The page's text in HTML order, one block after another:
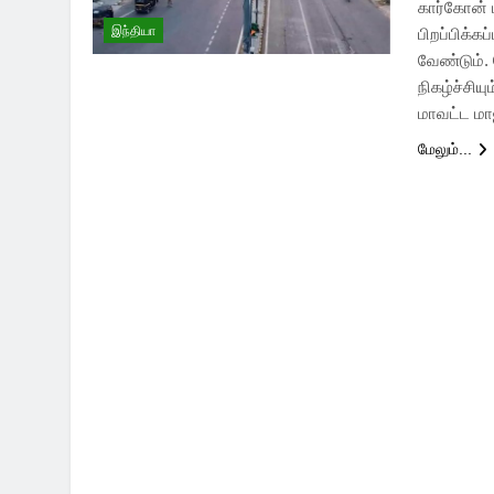
இந்தியா
கார்கோன்
வேண்டும்.
மாவட்ட
மேலும்...